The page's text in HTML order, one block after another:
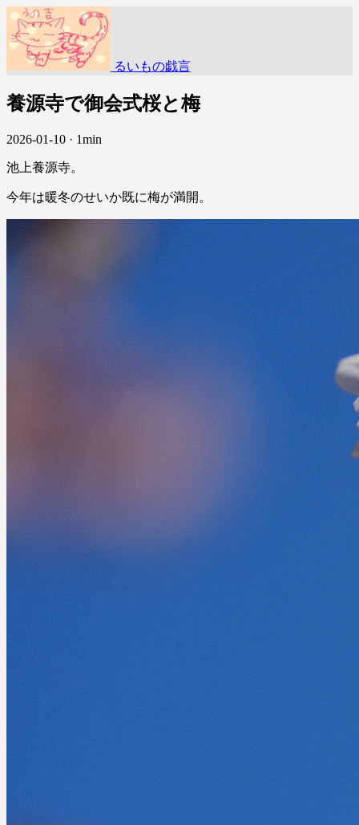
るいもの戯言
養源寺で御会式桜と梅
2026-01-10 · 1min
池上養源寺。
今年は暖冬のせいか既に梅が満開。